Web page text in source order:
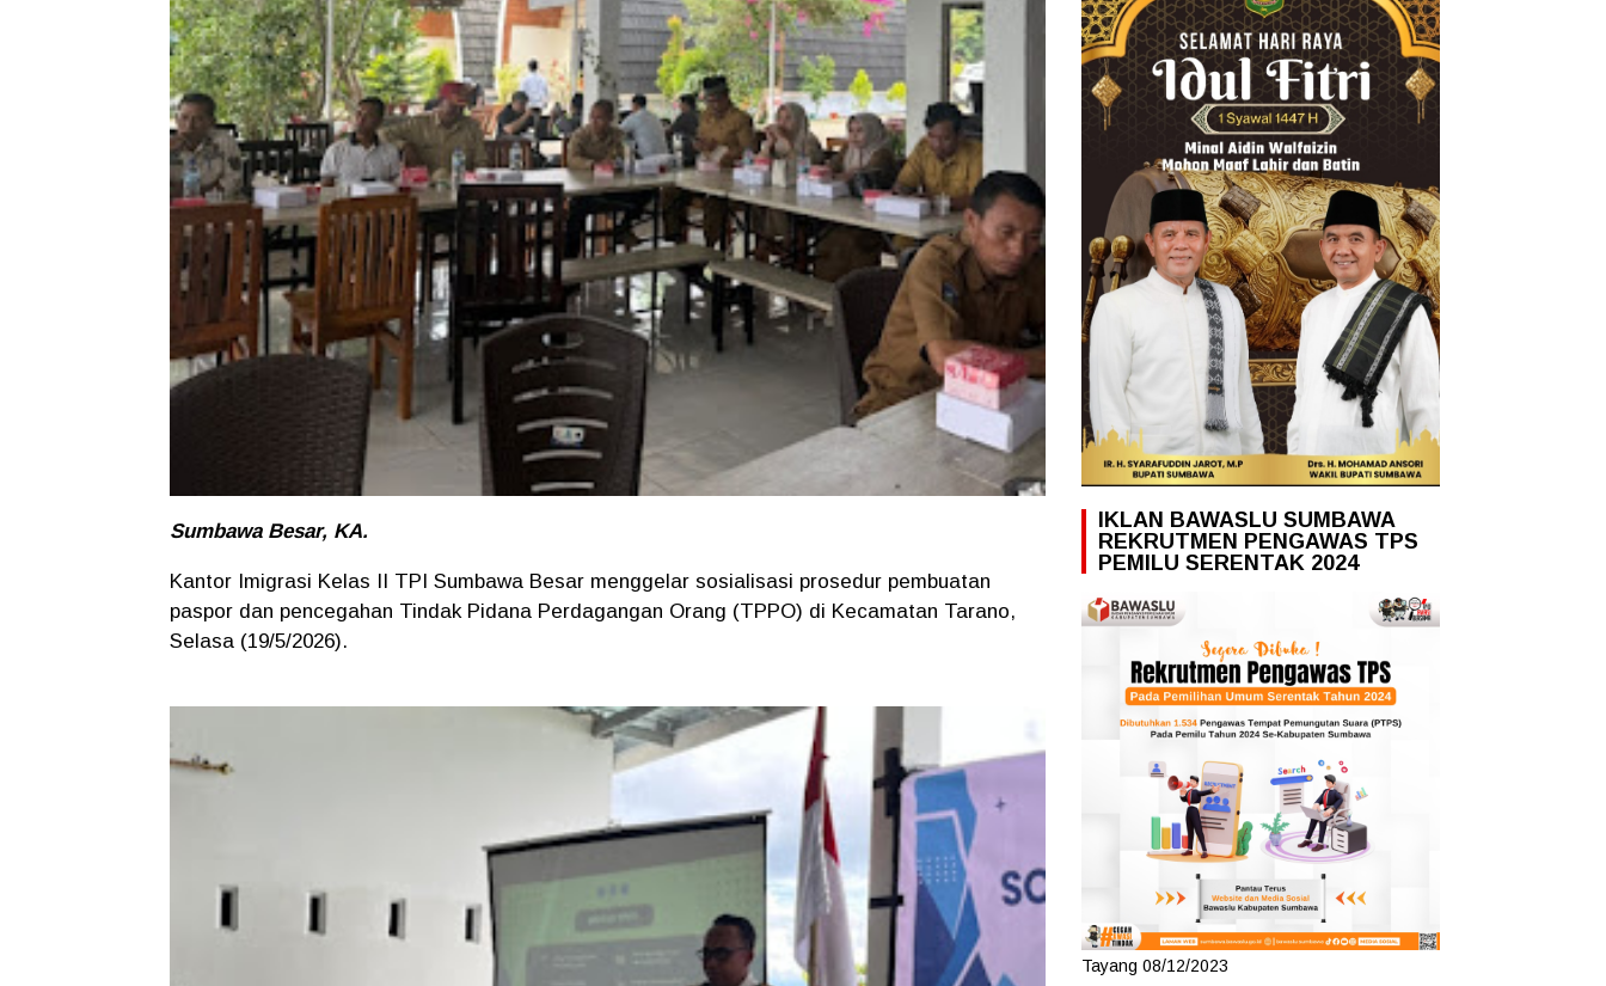
Sumbawa Besar, KA.
Kantor Imigrasi Kelas II TPI Sumbawa Besar menggelar sosialisasi prosedur pembuatan
paspor dan pencegahan Tindak Pidana Perdagangan Orang (TPPO) di Kecamatan Tarano,
Selasa (19/5/2026).
IKLAN BAWASLU SUMBAWA
REKRUTMEN PENGAWAS TPS
PEMILU SERENTAK 2024
Tayang 08/12/2023